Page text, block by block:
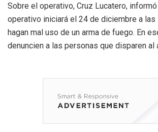
Sobre el operativo, Cruz Lucatero,
operativo iniciará el 24 de diciembre a
hagan mal uso de un arma de fuego. En
denuncien a las personas que disparen